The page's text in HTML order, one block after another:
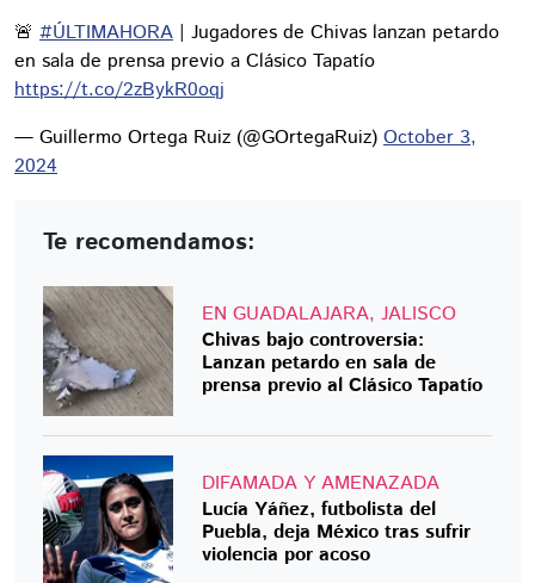
🚨 #ÚLTIMAHORA | Jugadores de Chivas lanzan petardo
en sala de prensa previo a Clásico Tapatío
https://t.co/2zBykR0oqj
— Guillermo Ortega Ruiz (@GOrtegaRuiz) October 3,
2024
Te recomendamos:
EN GUADALAJARA, JALISCO
Chivas bajo controversia:
Lanzan petardo en sala de
prensa previo al Clásico Tapatío
DIFAMADA Y AMENAZADA
Lucía Yáñez, futbolista del
Puebla, deja México tras sufrir
violencia por acoso